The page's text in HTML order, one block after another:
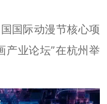
国际动漫节核心项
业论坛”在杭州举